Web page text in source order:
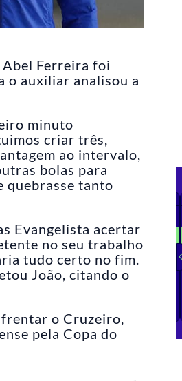
Abel Ferreira foi
o auxiliar analisou a
minuto
criar três,
ao intervalo,
bolas para
quebrasse tanto
Evangelista acertar
no seu trabalho
tudo certo no fim.
João, citando o
o Cruzeiro,
pela Copa do